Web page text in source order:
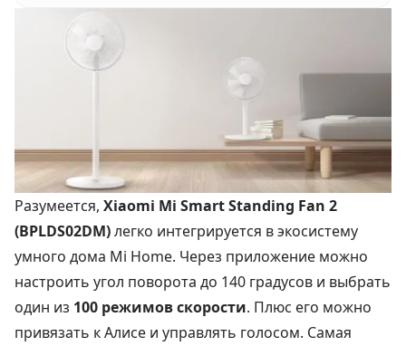
Разумеется, Xiaomi Mi Smart Standing Fan 2
(BPLDS02DM)легко интегрируется в экосистему
умного дома Mi Home. Через приложение можно
настроить угол поворота до 140 градусов и выбрать
один из 100 режимов скорости. Плюс его можно
привязать к Алисе и управлять голосом. Самая